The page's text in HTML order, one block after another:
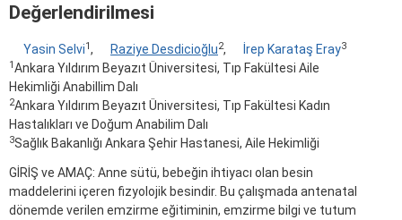
Değerlendirilmesi
Yasin Selvi1, Raziye Desdicioğlu2, İrep Karataş Eray3
1Ankara Yıldırım Beyazıt Üniversitesi, Tıp Fakültesi Aile
Hekimliği Anabillim Dalı
2Ankara Yıldırım Beyazıt Üniversitesi, Tıp Fakültesi Kadın
Hastalıkları ve Doğum Anabilim Dalı
3Sağlık Bakanlığı Ankara Şehir Hastanesi, Aile Hekimliği
GİRİŞ ve AMAÇ: Anne sütü, bebeğin ihtiyacı olan besin
maddelerini içeren fizyolojik besindir. Bu çalışmada antenatal
dönemde verilen emzirme eğitiminin, emzirme bilgi ve tutum